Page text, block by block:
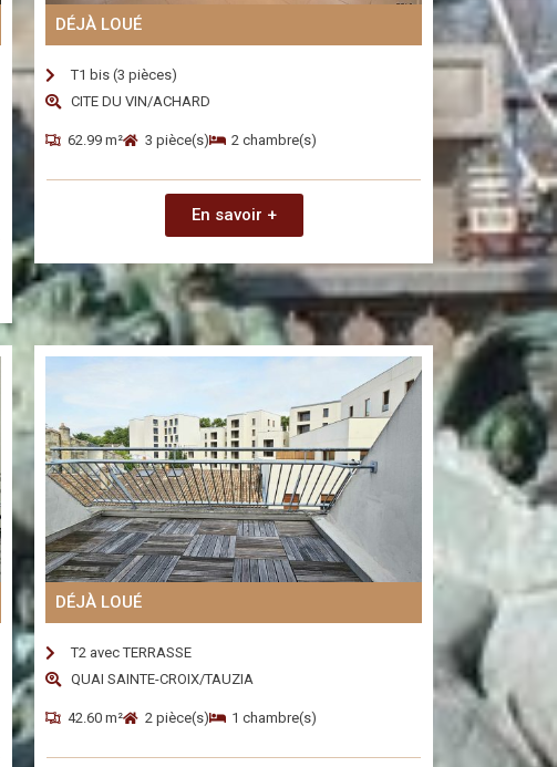
DÉJÀ LOUÉ
T1 bis (3 pièces)
CITE DU VIN/ACHARD
62.99 m² 3 pièce(s) 2 chambre(s)
En savoir +
DÉJÀ LOUÉ
T2 avec TERRASSE
QUAI SAINTE-CROIX/TAUZIA
42.60 m² 2 pièce(s) 1 chambre(s)